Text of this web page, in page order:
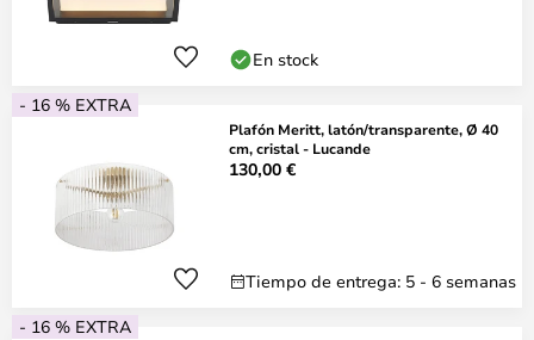
En stock
- 16 % EXTRA
Plafón Meritt, latón/transparente, Ø 40
cm, cristal - Lucande
130,00 €
Tiempo de entrega: 5 - 6 semanas
- 16 % EXTRA